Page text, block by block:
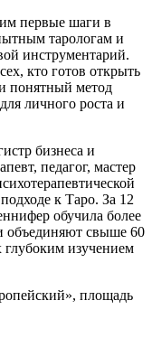
первые шаги в
тарологам и
инструментарий.
кто готов открыть
понятный метод
личного роста и
бизнеса и
педагог, мастер
к Таро. За 12
обучила более
объединяют свыше 60
изучением
площадь